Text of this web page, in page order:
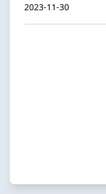
2023-11-30